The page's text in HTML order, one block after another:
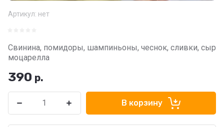
Артикул: нет
Свинина, помидоры, шампиньоны, чеснок, сливки, сыр
моцарелла
390 р.
В корзину